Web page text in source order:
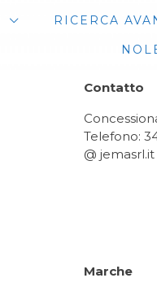
RICERCA
Contatto
Telefono:
@ jemasrl.it
Marche